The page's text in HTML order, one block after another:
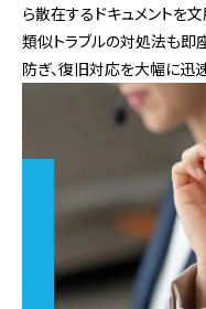
ら散在するドキュメントを
類似トラブルの対処法も即
防ぎ、復旧対応を大幅に迅